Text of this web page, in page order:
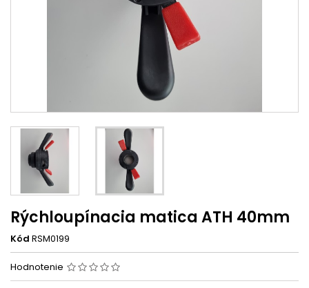
Rýchloupínacia matica ATH 40mm
Kód RSM0199
Hodnotenie